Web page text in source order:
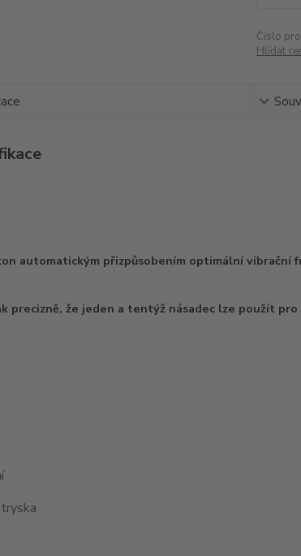
Číslo
Hlídat
automatickým přizpůsobením optimální vibrační
precizně, že jeden a tentýž násadec lze použít